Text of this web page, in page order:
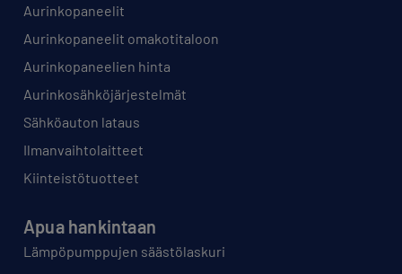
Aurinkopaneelit
Aurinkopaneelit omakotitaloon
Aurinkopaneelien hinta
Aurinkosähköjärjestelmät
Sähköauton lataus
Ilmanvaihtolaitteet
Kiinteistötuotteet
Apua hankintaan
Lämpöpumppujen säästölaskuri